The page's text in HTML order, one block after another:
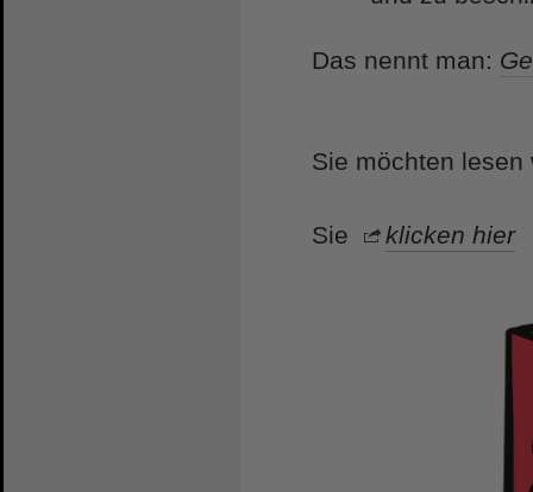
Das nennt man:
Sie möchten lesen
Sie klicken hier